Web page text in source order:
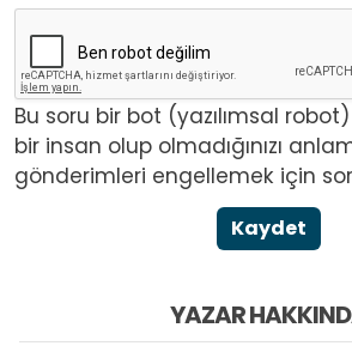
Bu soru bir bot (yazılımsal
bir insan olup olmadığınızı
gönderimleri engellemek için
Kaydet
YAZAR